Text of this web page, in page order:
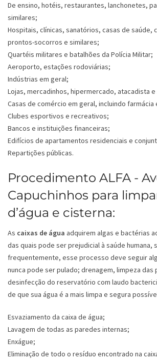
De ensino, hotéis, restaurantes, lanchonetes,
similares;
Hospitais, clínicas, sanatórios, casas de saúde,
prontos-socorros e similares;
Quartéis militares e batalhões da Polícia Militar;
Aeroporto, estações rodoviárias;
Indústrias em geral;
Lojas, mercadinhos, hipermercado, atacadista
Casas de comércio em geral, incluindo farmácia
Clubes esportivos e recreativos;
Bancos e instituições financeiras;
Edifícios de apartamentos residenciais e
Repartições públicas.
Procedimento ALFA -
Capuchinhos para
d’água e cisterna:
As caixas de água adquirem algas e bactérias
das quais pode ser prejudicial à saúde humana,
frequentemente, esse processo deve seguir
nunca pode ser pulado; drenagem, limpeza das
desinfecção do reservatório com laudo
de que sua água é a mais limpa e segura
Esvaziamento da caixa de água;
Lavagem de todas as paredes internas;
Enxágue;
Eliminação de todo o resíduo encontrado na